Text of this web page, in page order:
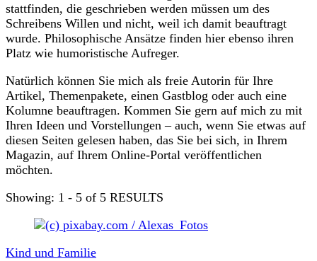
stattfinden, die geschrieben werden müssen um des
Schreibens Willen und nicht, weil ich damit beauftragt
wurde. Philosophische Ansätze finden hier ebenso ihren
Platz wie humoristische Aufreger.
Natürlich können Sie mich als freie Autorin für Ihre
Artikel, Themenpakete, einen Gastblog oder auch eine
Kolumne beauftragen. Kommen Sie gern auf mich zu mit
Ihren Ideen und Vorstellungen – auch, wenn Sie etwas auf
diesen Seiten gelesen haben, das Sie bei sich, in Ihrem
Magazin, auf Ihrem Online-Portal veröffentlichen
möchten.
Showing: 1 - 5 of 5 RESULTS
Kind und Familie